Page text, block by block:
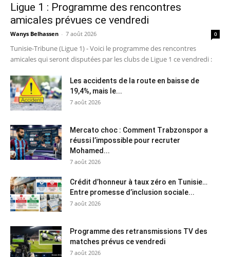
Ligue 1 : Programme des rencontres
amicales prévues ce vendredi
Wanys Belhassen - 7 août 2026 0
Tunisie-Tribune (Ligue 1) - Voici le programme des rencontres
amicales qui seront disputées par les clubs de Ligue 1 ce vendredi :
Les accidents de la route en baisse de
19,4%, mais le...
7 août 2026
Mercato choc : Comment Trabzonspor a
réussi l’impossible pour recruter
Mohamed...
7 août 2026
Crédit d’honneur à taux zéro en Tunisie…
Entre promesse d’inclusion sociale...
7 août 2026
Programme des retransmissions TV des
matches prévus ce vendredi
7 août 2026